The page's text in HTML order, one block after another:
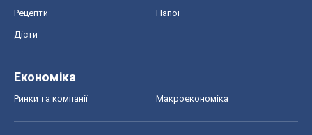
Рецепти Напої
Дієти
Економіка
Ринки та компанії Макроекономіка